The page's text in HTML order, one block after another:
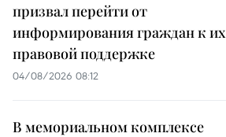
призвал перейти от
информирования граждан к их
правовой поддержке
04/08/2026 08:12
В мемориальном комплексе